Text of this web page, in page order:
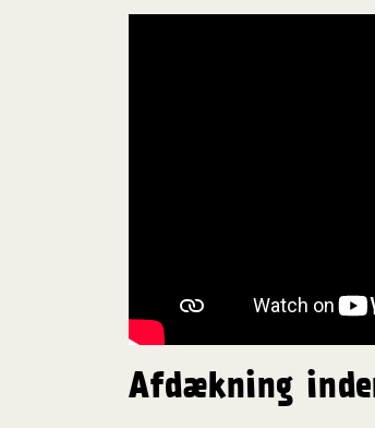
Afdækning